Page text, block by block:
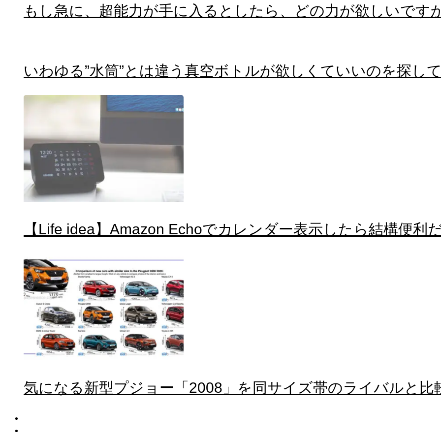
もし急に、超能力が手に入るとしたら、どの力が欲しいです
いわゆる”水筒”とは違う真空ボトルが欲しくていいのを探し
【Life idea】Amazon Echoでカレンダー表示したら結構便利
気になる新型プジョー「2008」を同サイズ帯のライバルと比